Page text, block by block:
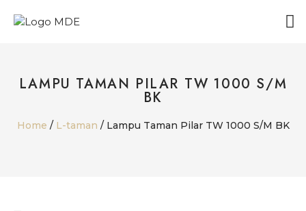
LAMPU TAMAN PILAR TW 1000 S/M
BK
Home / L-taman / Lampu Taman Pilar TW 1000 S/M BK